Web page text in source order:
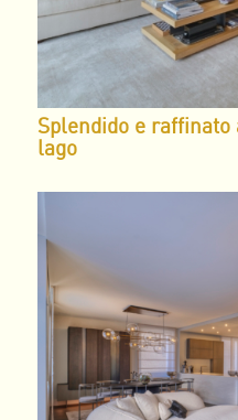
Splendido e raffinato
lago